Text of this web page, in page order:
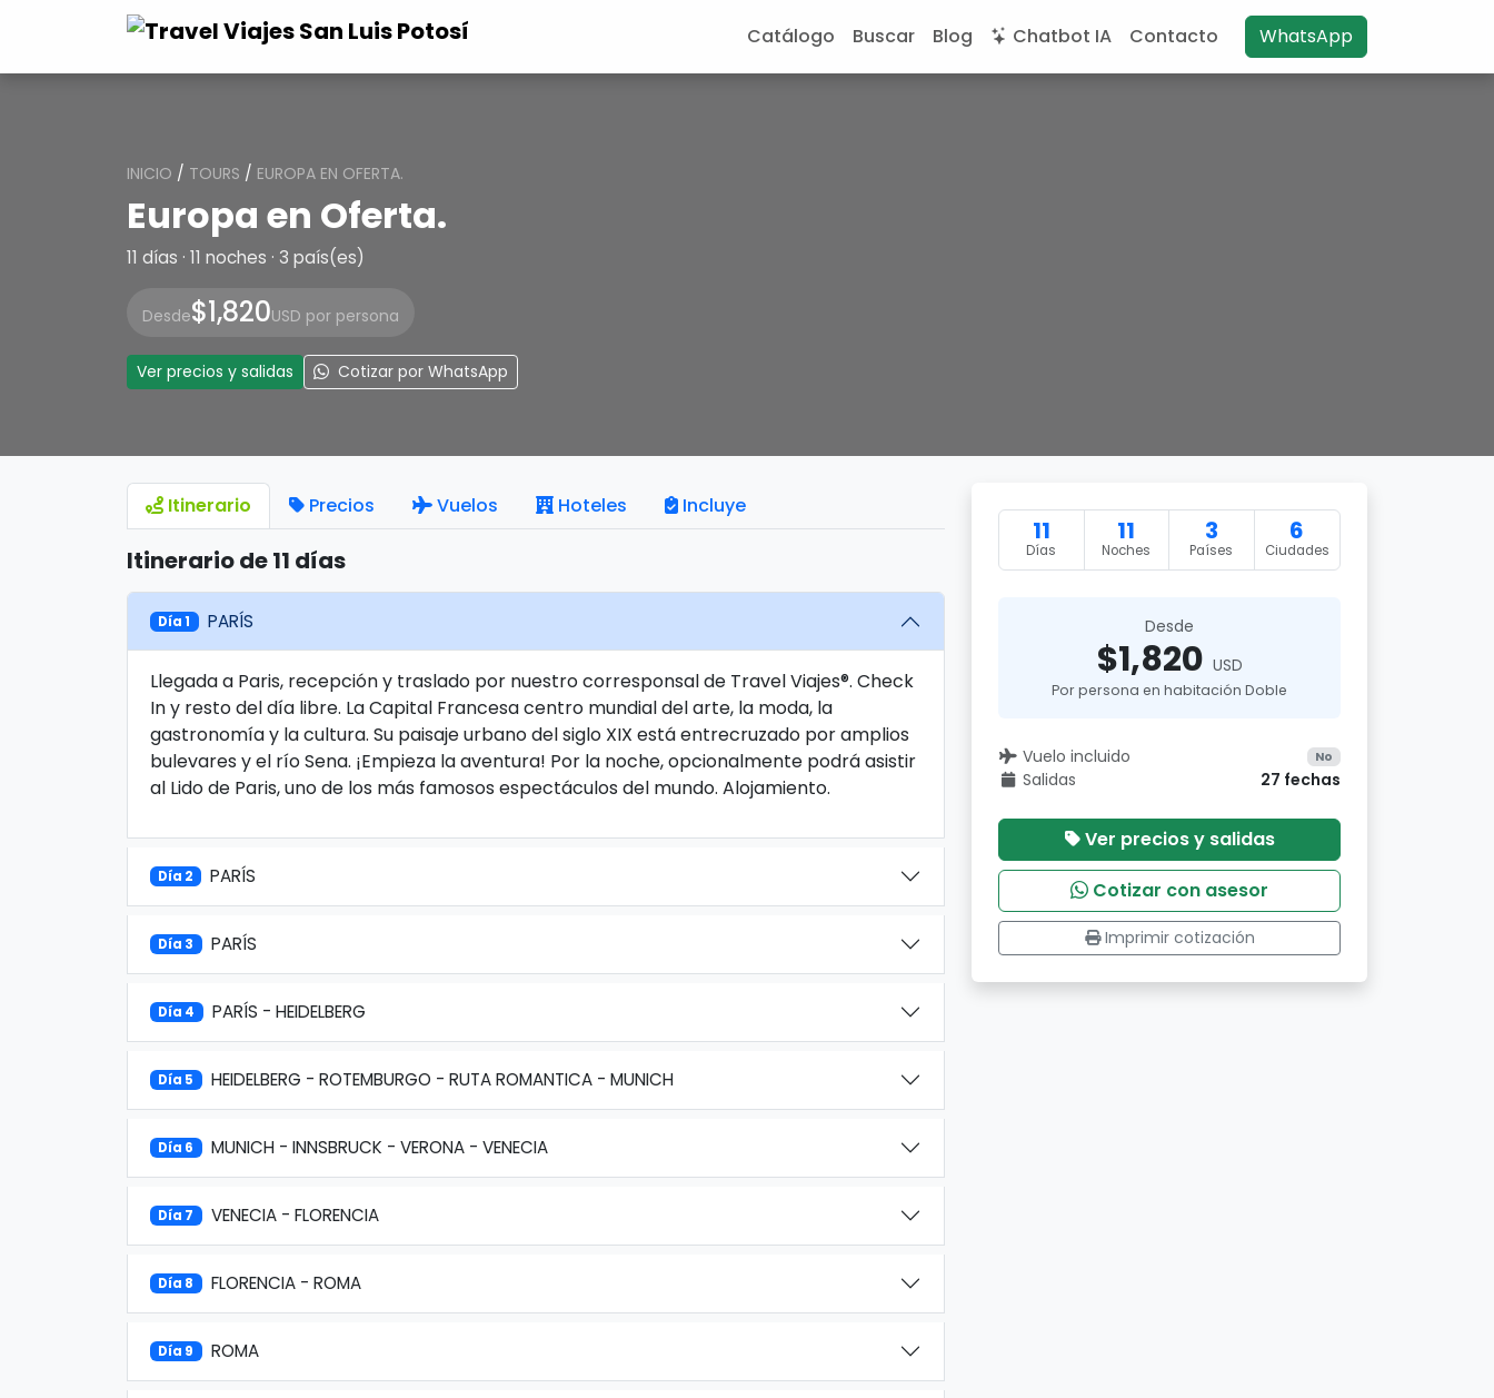
Catálogo Buscar Blog Chatbot IA Contacto WhatsApp
INICIO / TOURS / EUROPA EN OFERTA.
Europa en Oferta.
11 días · 11 noches · 3 país(es)
Desde$1,820USD por persona
Ver precios y salidas Cotizar por WhatsApp
Itinerario Precios Vuelos Hoteles Incluye
Itinerario de 11 días
Día 1 PARÍS
Llegada a Paris, recepción y traslado por nuestro corresponsal de Travel Viajes®. Check
In y resto del día libre. La Capital Francesa centro mundial del arte, la moda, la
gastronomía y la cultura. Su paisaje urbano del siglo XIX está entrecruzado por amplios
bulevares y el río Sena. ¡Empieza la aventura! Por la noche, opcionalmente podrá asistir
al Lido de Paris, uno de los más famosos espectáculos del mundo. Alojamiento.
Día 2 PARÍS
Día 3 PARÍS
Día 4 PARÍS - HEIDELBERG
Día 5 HEIDELBERG - ROTEMBURGO - RUTA ROMANTICA - MUNICH
Día 6 MUNICH - INNSBRUCK - VERONA - VENECIA
Día 7 VENECIA - FLORENCIA
Día 8 FLORENCIA - ROMA
Día 9 ROMA
11
Días
11
Noches
3
Países
6
Ciudades
Desde
$1,820 USD
Por persona en habitación Doble
Vuelo incluido No
Salidas 27 fechas
Ver precios y salidas
Cotizar con asesor
Imprimir cotización